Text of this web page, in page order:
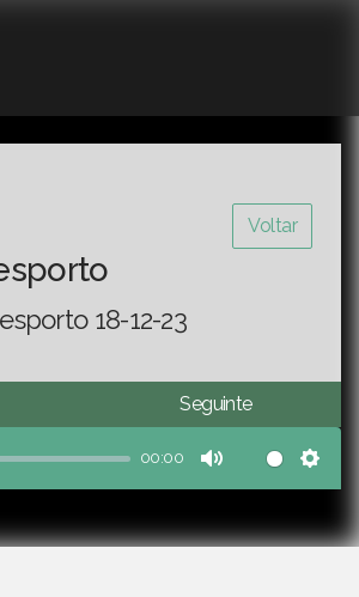
Voltar
18-12-23
Seguinte
00:00
Mute